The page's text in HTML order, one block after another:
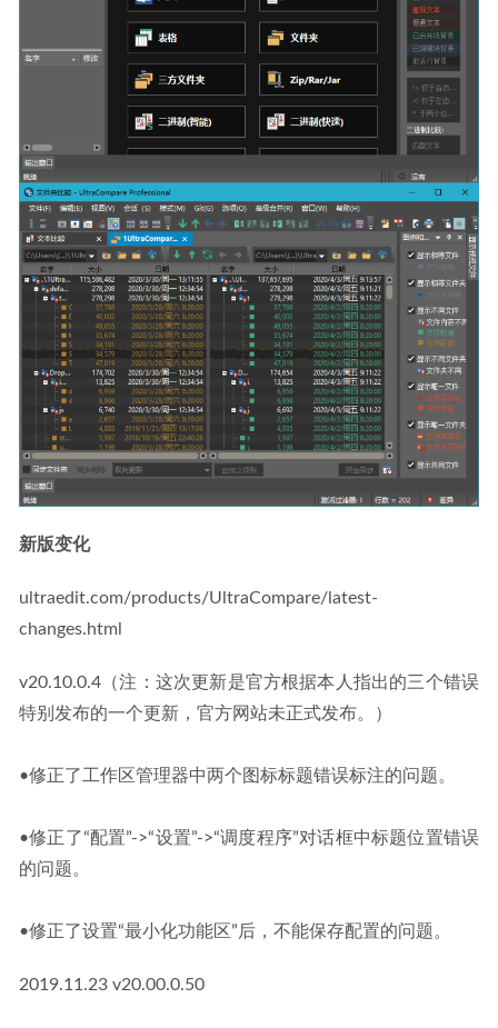
新版变化
ultraedit.com/products/UltraCompare/latest-
changes.html
v20.10.0.4（注：这次更新是官方根据本人指出的三个错误
特别发布的一个更新，官方网站未正式发布。）
•修正了工作区管理器中两个图标标题错误标注的问题。
•修正了“配置”->“设置”->“调度程序”对话框中标题位置错误
的问题。
•修正了设置“最小化功能区”后，不能保存配置的问题。
2019.11.23 v20.00.0.50